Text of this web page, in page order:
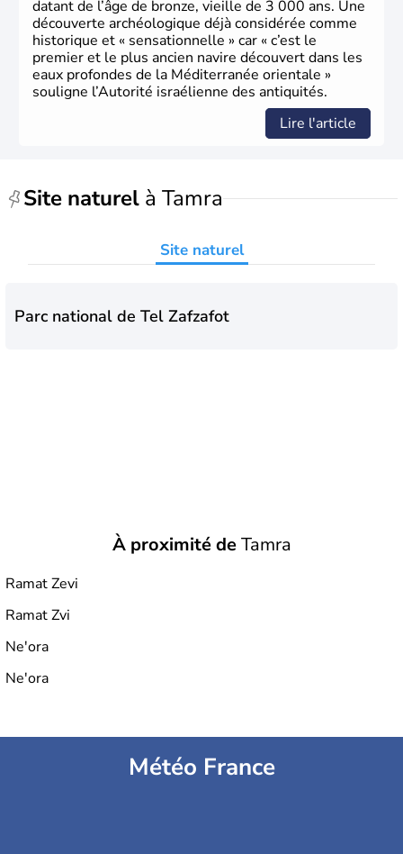
datant de l’âge de bronze, vieille de 3 000 ans. Une
découverte archéologique déjà considérée comme
historique et « sensationnelle » car « c’est le
premier et le plus ancien navire découvert dans les
eaux profondes de la Méditerranée orientale »
souligne l’Autorité israélienne des antiquités.
Lire l'article
Site naturel à Tamra
Site naturel
Parc national de Tel Zafzafot
À proximité deTamra
Ramat Zevi
Ramat Zvi
Ne'ora
Ne'ora
Météo France